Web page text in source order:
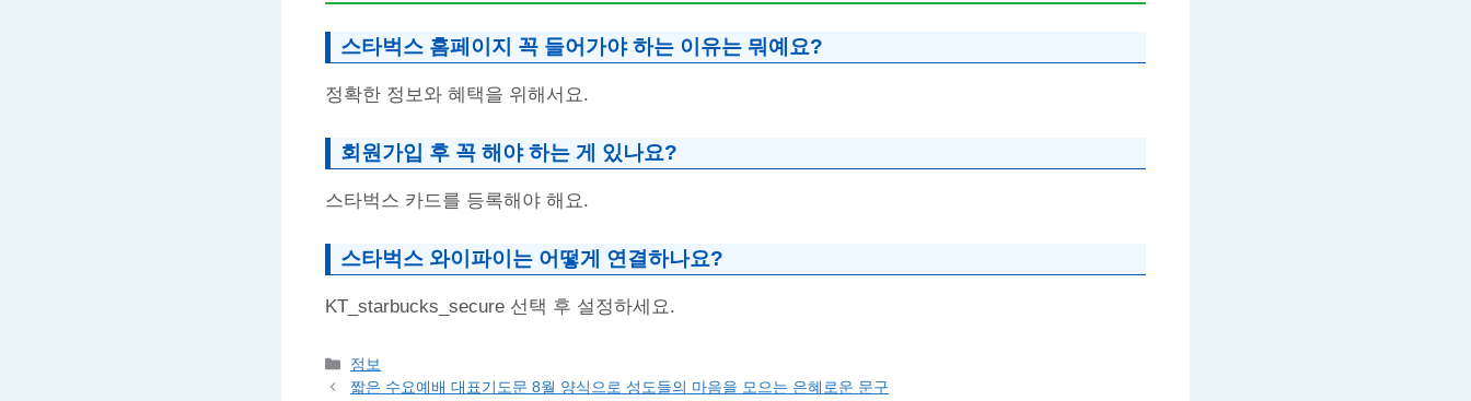
스타벅스 홈페이지 꼭 들어가야 하는 이유는 뭐예요?
정확한 정보와 혜택을 위해서요.
회원가입 후 꼭 해야 하는 게 있나요?
스타벅스 카드를 등록해야 해요.
스타벅스 와이파이는 어떻게 연결하나요?
KT_starbucks_secure 선택 후 설정하세요.
Categories
정보
짧은 수요예배 대표기도문 8월 양식으로 성도들의 마음을 모으는 은혜로운 문구